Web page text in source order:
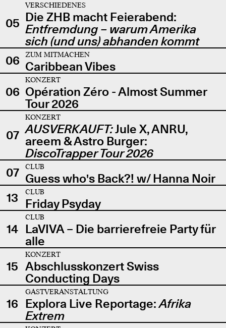
05
VERSCHIEDENES
Die ZHB macht Feierabend:
Entfremdung – warum Amerika
sich (und uns) abhanden kommt
06
ZUM MITMACHEN
Caribbean Vibes
06
KONZERT
Opération Zéro - Almost Summer
Tour 2026
07
KONZERT
AUSVERKAUFT:Jule X, ANRU,
areem & Astro Burger:
DiscoTrapper Tour 2026
07
CLUB
Guess who's Back?! w/ Hanna Noir
13
CLUB
Friday Psyday
14
CLUB
LaVIVA – Die barrierefreie Party für
alle
15
KONZERT
Abschlusskonzert Swiss
Conducting Days
16
GASTVERANSTALTUNG
Explora Live Reportage:Afrika
Extrem